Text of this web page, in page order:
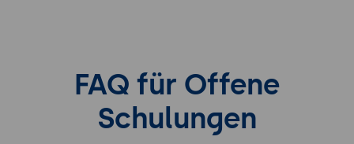
FAQ für Offene
Schulungen